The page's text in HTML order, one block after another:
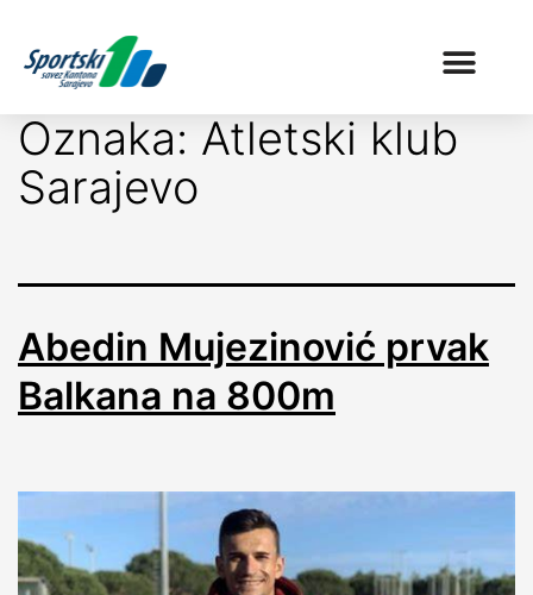
Oznaka: Atletski klub
Sarajevo
Abedin Mujezinović prvak
Balkana na 800m